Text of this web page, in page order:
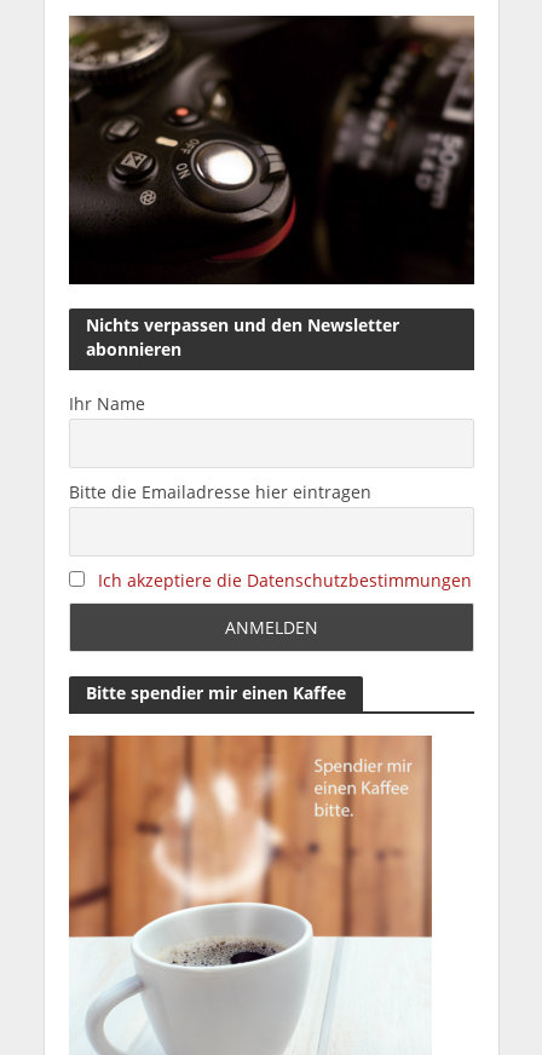
Nichts verpassen und den Newsletter
abonnieren
Ihr Name
Bitte die Emailadresse hier eintragen
Ich akzeptiere die Datenschutzbestimmungen
Bitte spendier mir einen Kaffee